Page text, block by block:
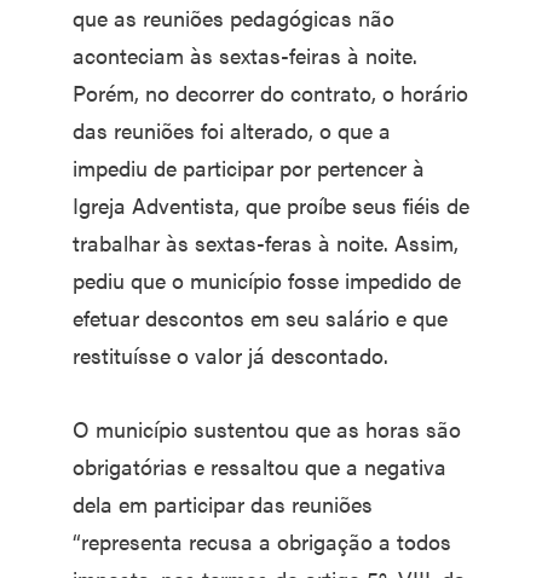
que as reuniões pedagógicas não
aconteciam às sextas-feiras à noite.
Porém, no decorrer do contrato, o horário
das reuniões foi alterado, o que a
impediu de participar por pertencer à
Igreja Adventista, que proíbe seus fiéis de
trabalhar às sextas-feras à noite. Assim,
pediu que o município fosse impedido de
efetuar descontos em seu salário e que
restituísse o valor já descontado.
O município sustentou que as horas são
obrigatórias e ressaltou que a negativa
dela em participar das reuniões
“representa recusa a obrigação a todos